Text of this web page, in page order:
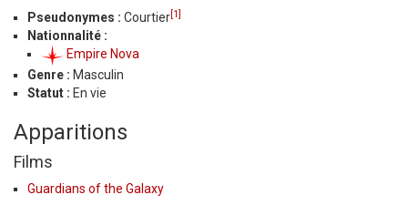
Pseudonymes : Courtier[1]
Nationnalité :
Empire Nova
Genre : Masculin
Statut : En vie
Apparitions
Films
Guardians of the Galaxy